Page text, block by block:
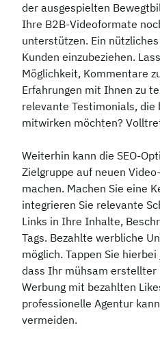
der ausgespielten
Ihre B2B-Videoformate
unterstützen. Ein
Kunden einzubeziehen.
Möglichkeit, Kommentare
Erfahrungen mit Ihnen zu
relevante Testimonials, die
mitwirken möchten?
Weiterhin kann die SEO-
Zielgruppe auf neuen
machen. Machen Sie eine
integrieren Sie relevante
Links in Ihre Inhalte,
Tags. Bezahlte werbliche
möglich. Tappen Sie
dass Ihr mühsam erstellter
Werbung mit bezahlten
professionelle Agentur
vermeiden.